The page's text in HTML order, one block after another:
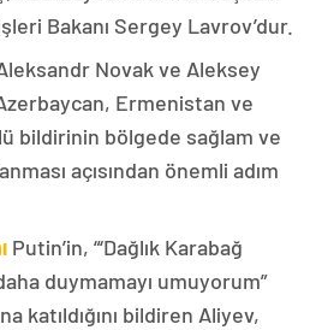
Bakanı Sergey Lavrov’dur.
Novak ve Aleksey
Ermenistan ve
bildirinin bölgede sağlam ve
açısından önemli adım
Putin’in, “‘Dağlık Karabağ
duymamayı umuyorum”
katıldığını bildiren Aliyev,